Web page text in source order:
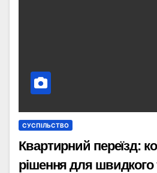
СУСПІЛЬСТВО
Квартирний переїзд:
рішення для швидкого